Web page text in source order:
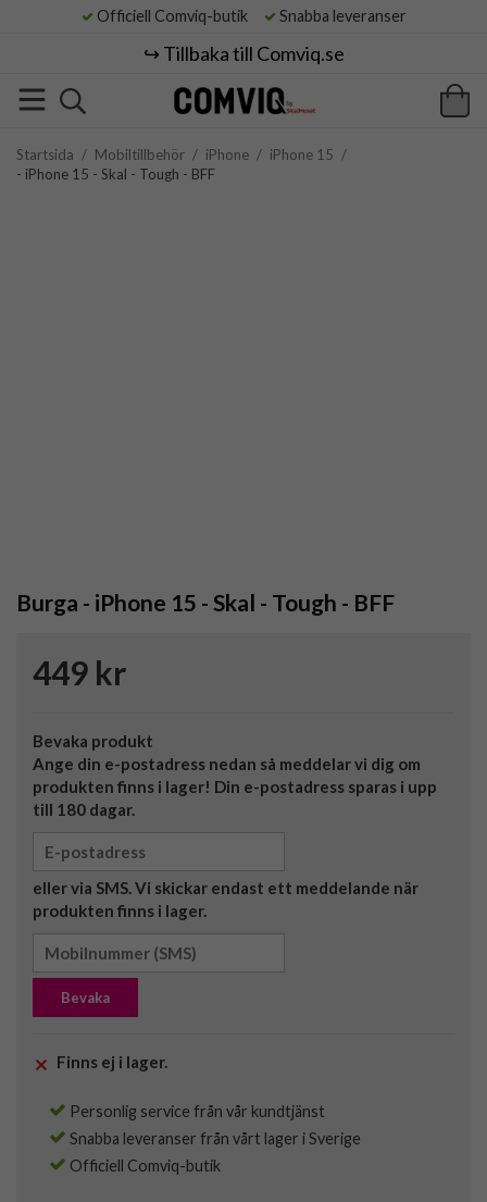
Officiell Comviq-butik Snabba leveranser
↪️ Tillbaka till Comviq.se
Startsida / Mobiltillbehör / iPhone / iPhone 15 /
- iPhone 15 - Skal - Tough - BFF
Burga - iPhone 15 - Skal - Tough - BFF
449 kr
Bevaka produkt
Ange din e-postadress nedan så meddelar vi dig om
produkten finns i lager! Din e-postadress sparas i upp
till 180 dagar.
eller via SMS. Vi skickar endast ett meddelande när
produkten finns i lager.
Bevaka
Finns ej i lager.
Personlig service från vår kundtjänst
Snabba leveranser från vårt lager i Sverige
Officiell Comviq-butik